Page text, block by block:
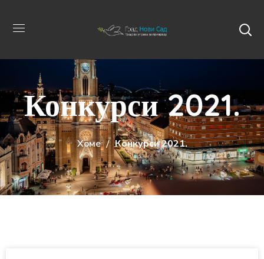
Конкурси 2021.
Хоме Конкурси 2021.